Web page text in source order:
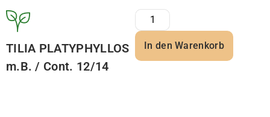
TILIA PLATYPHYLLOS
m.B. / Cont. 12/14
In den Warenkorb